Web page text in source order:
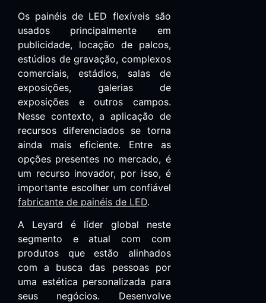
Os painéis de LED flexíveis são
usados principalmente em
publicidade, locação de palcos,
estúdios de gravação, complexos
comerciais, estádios, salas de
exposições, galerias de
exposições e outros campos.
Nesse contexto, a aplicação de
recursos diferenciados se torna
ainda mais eficiente. Entre as
opções presentes no mercado, é
um recurso inovador, por isso, é
importante escolher um confiável
fabricante de painéis de LED.
A Leyard é líder global neste
segmento e atual com com
produtos que estão alinhados
com a busca das pessoas por
uma estética personalizada para
seus negócios. Desenvolve